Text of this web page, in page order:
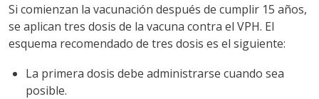
Si comienzan la vacunación después de cumplir 15 años,
se aplican tres dosis de la vacuna contra el VPH. El
esquema recomendado de tres dosis es el siguiente:
La primera dosis debe administrarse cuando sea
posible.